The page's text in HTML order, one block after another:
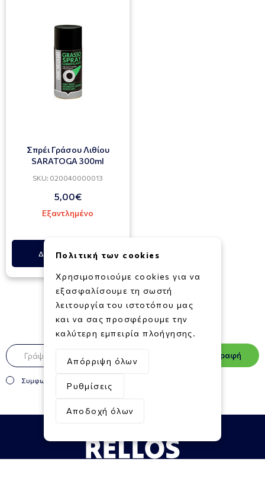
Σπρέι Γράσου Λιθίου
SARATOGA 300ml
SKU: 020040000013
5,00€
Εξαντλημένο
Δες Περισσότερα
Newsletter
Εγγραφή
Συμφωνώ με τους
Πολιτική των cookies
Χρησιμοποιούμε cookies για να
εξασφαλίσουμε τη σωστή
λειτουργία του ιστοτόπου μας
και να σας προσφέρουμε την
καλύτερη εμπειρία πλοήγησης.
Απόρριψη όλων
Ρυθμίσεις
Αποδοχή όλων